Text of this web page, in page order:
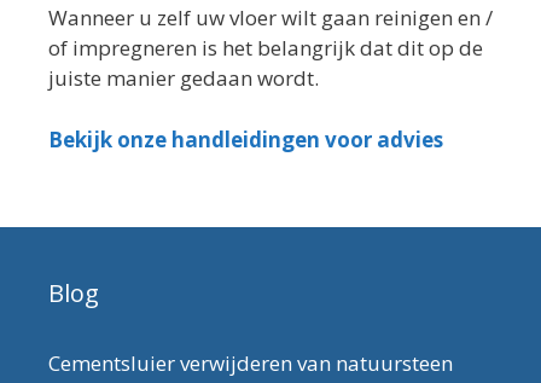
Wanneer u zelf uw vloer wilt gaan reinigen en /
of impregneren is het belangrijk dat dit op de
juiste manier gedaan wordt.
Bekijk onze handleidingen voor advies
Blog
Cementsluier verwijderen van natuursteen